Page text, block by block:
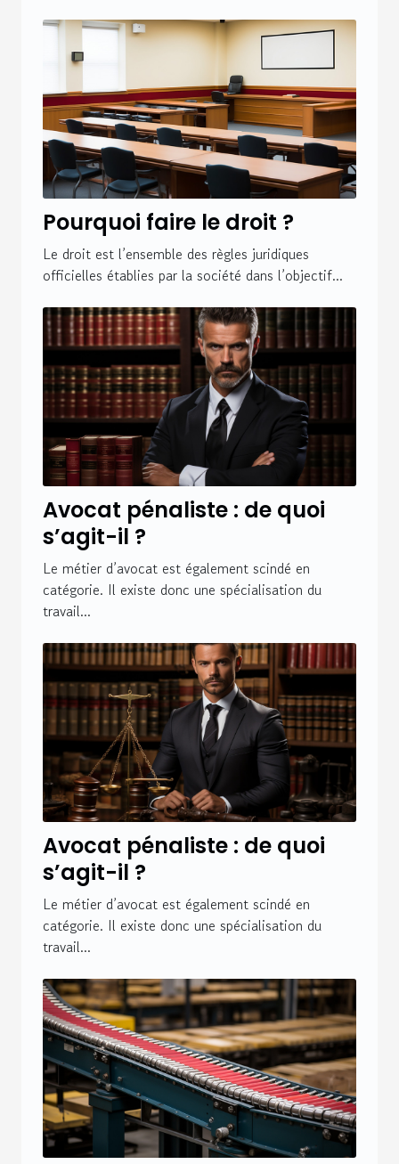
Pourquoi faire le droit ?
Le droit est l’ensemble des règles juridiques
officielles établies par la société dans l’objectif...
Avocat pénaliste : de quoi
s’agit-il ?
Le métier d’avocat est également scindé en
catégorie. Il existe donc une spécialisation du
travail...
Avocat pénaliste : de quoi
s’agit-il ?
Le métier d’avocat est également scindé en
catégorie. Il existe donc une spécialisation du
travail...